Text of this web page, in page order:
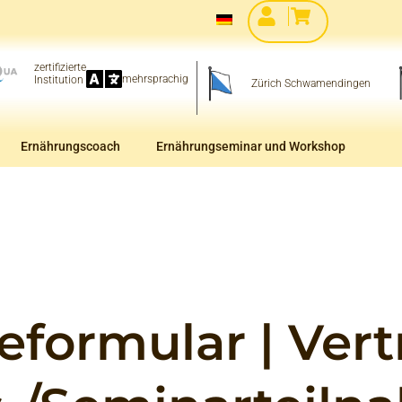
zertifizierte
Institution
mehrsprachig Zürich Schwamendingen
Ernährungscoach Ernährungseminar und Workshop
|